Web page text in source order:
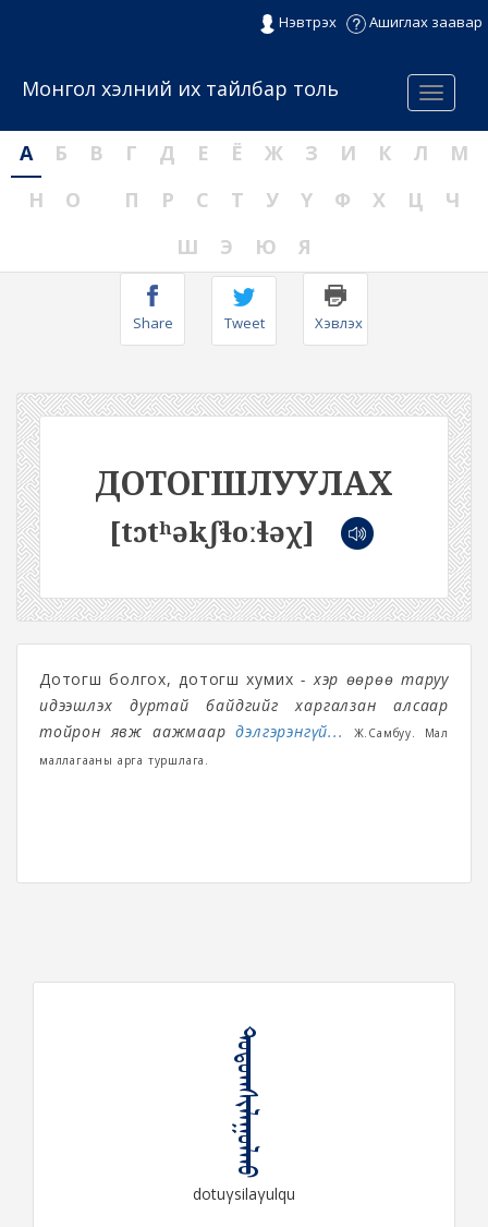
Нэвтрэх Ашиглах заавар
Menu
Монгол хэлний их тайлбар толь
А Б В Г Д Е Ё Ж З И К Л
М
Н
О П Р С Т У Ү Ф Х Ц
Ч
Ш
Э Ю Я
Share Tweet Хэвлэх
ДОТОГШЛУУЛАХ
[tɔtʰəkʃɬoːɬəχ]
Дотогш болгох, дотогш хумих - Үхэр өөрөө таруу
идээшлэх дуртай байдгийг харгалзан алсаар
тойрон явж аажмаардэлгэрэнгүй...
Ж.Самбуу. Мал
маллагааны арга туршлага.
ᠳᠣᠲᠤᠭᠰᠢᠯᠠᠭᠤᠯᠬᠤ
dotuγsilaγulqu